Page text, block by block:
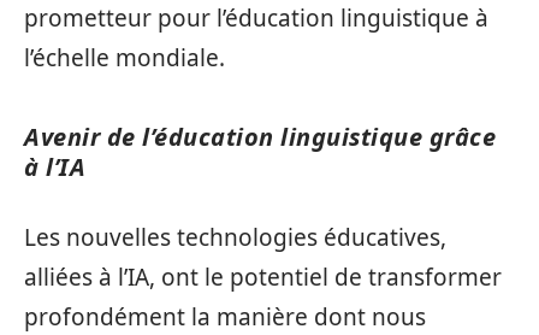
prometteur pour l’éducation linguistique à
l’échelle mondiale.
Avenir de l’éducation linguistique grâce
à l’IA
Les nouvelles technologies éducatives,
alliées à l’IA, ont le potentiel de transformer
profondément la manière dont nous